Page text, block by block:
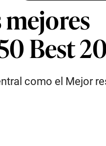
mejores
Best
como el Mejor